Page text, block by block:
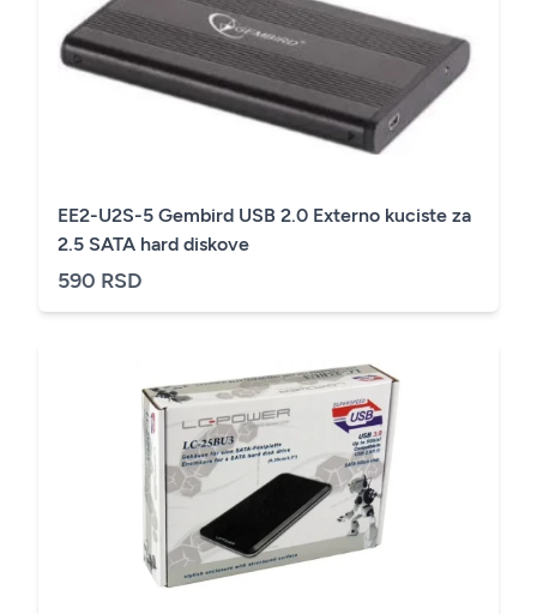
EE2-U2S-5 Gembird USB 2.0 Externo kuciste za
2.5 SATA hard diskove
590 RSD